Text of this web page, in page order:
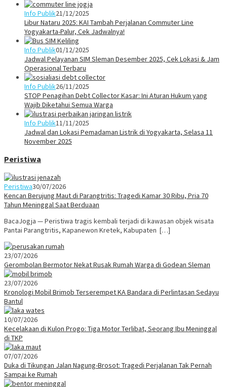
Info Publik21/12/2025
Libur Nataru 2025: KAI Tambah Perjalanan Commuter Line
Yogyakarta-Palur, Cek Jadwalnya!
Info Publik01/12/2025
Jadwal Pelayanan SIM Sleman Desember 2025, Cek Lokasi & Jam
Operasional Terbaru
Info Publik26/11/2025
STOP Penagihan Debt Collector Kasar: Ini Aturan Hukum yang
Wajib Diketahui Semua Warga
Info Publik11/11/2025
Jadwal dan Lokasi Pemadaman Listrik di Yogyakarta, Selasa 11
November 2025
Peristiwa
Peristiwa30/07/2026
Kencan Berujung Maut di Parangtritis: Tragedi Kamar 30 Ribu, Pria 70
Tahun Meninggal Saat Berduaan
BacaJogja — Peristiwa tragis kembali terjadi di kawasan objek wisata
Pantai Parangtritis, Kapanewon Kretek, Kabupaten […]
23/07/2026
Gerombolan Bermotor Nekat Rusak Rumah Warga di Godean Sleman
23/07/2026
Kronologi Mobil Brimob Terserempet KA Bandara di Perlintasan Sedayu
Bantul
10/07/2026
Kecelakaan di Kulon Progo: Tiga Motor Terlibat, Seorang Ibu Meninggal
di TKP
07/07/2026
Duka di Tikungan Jalan Nagung-Brosot: Tragedi Perjalanan Tak Pernah
Sampai ke Rumah